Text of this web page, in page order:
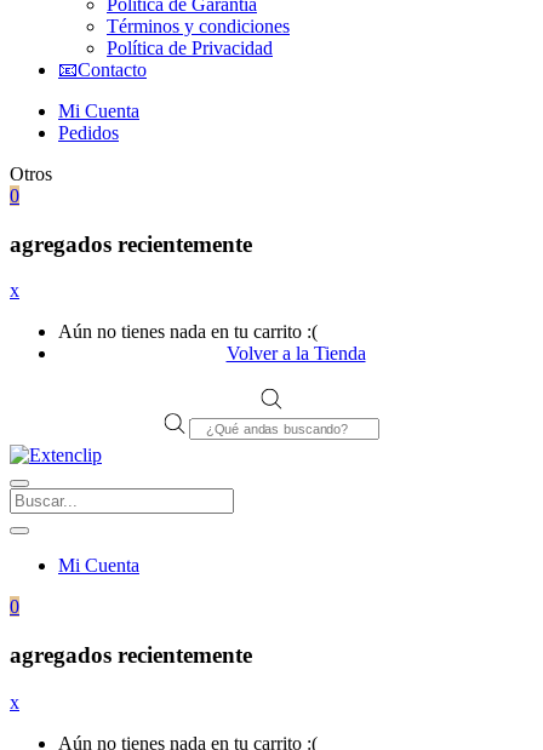
Términos y condiciones
Política de Privacidad
📧Contacto
Mi Cuenta
Pedidos
Otros
0
agregados recientemente
x
Aún no tienes nada en tu carrito :(
Volver a la Tienda
Products
search
Mi Cuenta
0
agregados recientemente
x
Aún no tienes nada en tu carrito :(